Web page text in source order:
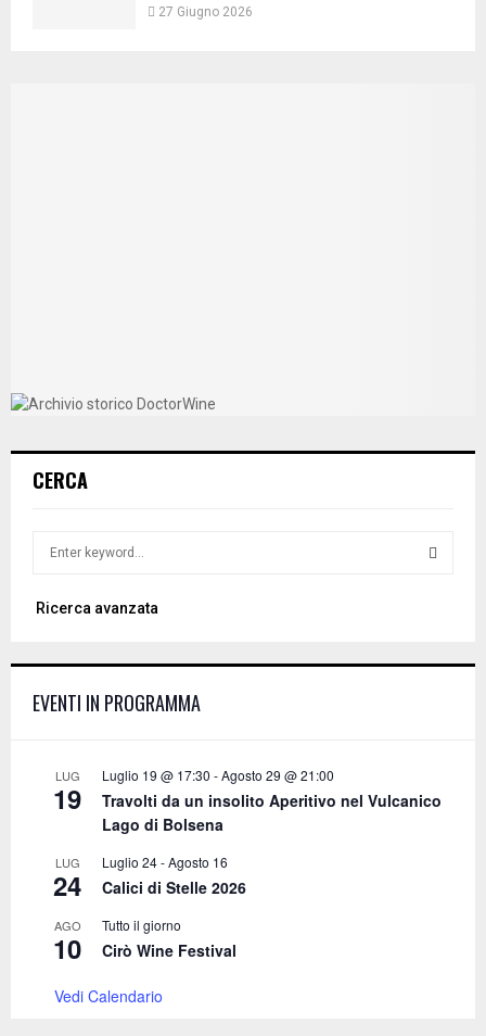
27 Giugno 2026
CERCA
r
o
Ricerca avanzata
EVENTI IN PROGRAMMA
LUG
19
Luglio 19 @ 17:30 -Agosto 29 @ 21:00
Travolti da un insolito Aperitivo nel Vulcanico
Lago di Bolsena
LUG
24
Luglio 24-Agosto 16
Calici di Stelle 2026
AGO
10
Tutto il giorno
Cirò Wine Festival
Vedi Calendario